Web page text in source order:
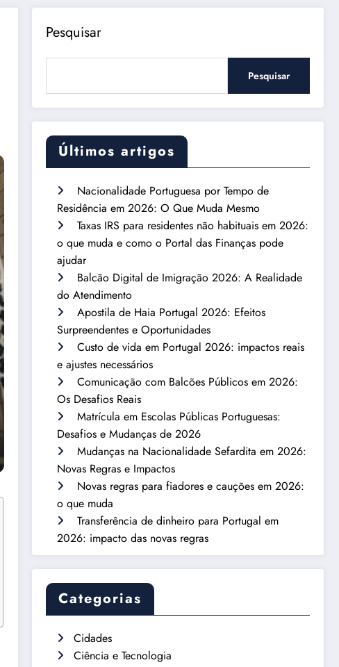
Pesquisar
Pesquisar
Últimos artigos
Nacionalidade Portuguesa por Tempo de
Residência em 2026: O Que Muda Mesmo
Taxas IRS para residentes não habituais em 2026:
o que muda e como o Portal das Finanças pode
ajudar
Balcão Digital de Imigração 2026: A Realidade
do Atendimento
Apostila de Haia Portugal 2026: Efeitos
Surpreendentes e Oportunidades
Custo de vida em Portugal 2026: impactos reais
e ajustes necessários
Comunicação com Balcões Públicos em 2026:
Os Desafios Reais
Matrícula em Escolas Públicas Portuguesas:
Desafios e Mudanças de 2026
Mudanças na Nacionalidade Sefardita em 2026:
Novas Regras e Impactos
Novas regras para fiadores e cauções em 2026:
o que muda
Transferência de dinheiro para Portugal em
2026: impacto das novas regras
Categorias
Cidades
Ciência e Tecnologia